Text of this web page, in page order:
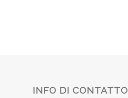
INFO DI CONTATTO